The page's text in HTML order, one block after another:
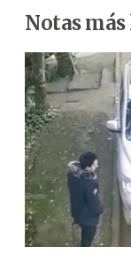
Notas más